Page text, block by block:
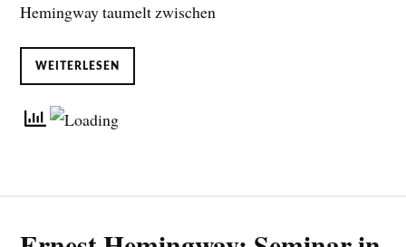
Hemingway taumelt zwischen
WEITERLESEN